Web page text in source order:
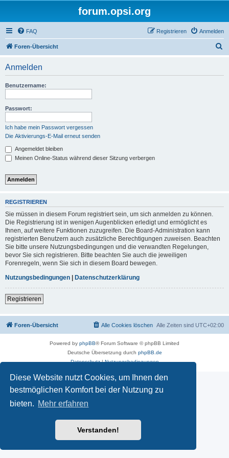
Diese Website nutzt Cookies, um Ihnen den
bestmöglichen Komfort bei der Nutzung zu
bieten. Mehr erfahren
Verstanden!
forum.opsi.org
FAQ Anmelden
Registrieren
Foren-Übersicht
Anmelden
Benutzername:
Passwort:
Ich habe mein Passwort vergessen
Die Aktivierungs-E-Mail erneut senden
Angemeldet bleiben
Meinen Online-Status während dieser Sitzung verbergen
REGISTRIEREN
Sie müssen in diesem Forum registriert sein, um sich anmelden zu können.
Die Registrierung ist in wenigen Augenblicken erledigt und ermöglicht es
Ihnen, auf weitere Funktionen zuzugreifen. Die Board-Administration kann
registrierten Benutzern auch zusätzliche Berechtigungen zuweisen. Beachten
Sie bitte unsere Nutzungsbedingungen und die verwandten Regelungen,
bevor Sie sich registrieren. Bitte beachten Sie auch die jeweiligen
Forenregeln, wenn Sie sich in diesem Board bewegen.
Nutzungsbedingungen | Datenschutzerklärung
Registrieren
Foren-Übersicht Alle Zeiten sind UTC+02:00
Alle Cookies löschen
Powered by phpBB® Forum Software © phpBB Limited
Deutsche Übersetzung durch phpBB.de
Datenschutz|Nutzungsbedingungen